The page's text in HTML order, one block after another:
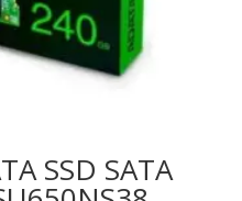
SSD SATA